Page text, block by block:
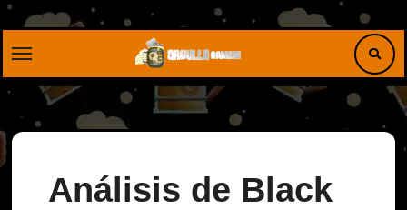
Saltar
Análisis de Black